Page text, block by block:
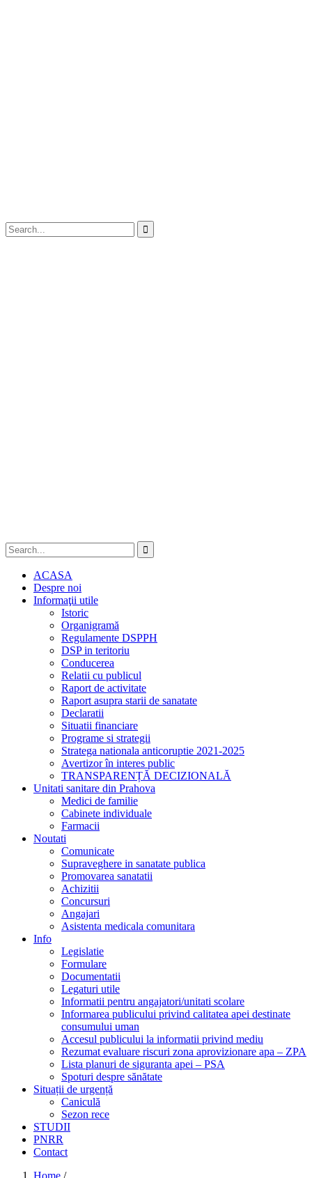
ACASA
Despre noi
Informaţii utile
Istoric
Organigramă
Regulamente DSPPH
DSP in teritoriu
Conducerea
Relatii cu publicul
Raport de activitate
Raport asupra starii de sanatate
Declaratii
Situatii financiare
Programe si strategii
Stratega nationala anticoruptie 2021-2025
Avertizor în interes public
TRANSPARENȚĂ DECIZIONALĂ
Unitati sanitare din Prahova
Medici de familie
Cabinete individuale
Farmacii
Noutati
Comunicate
Supraveghere in sanatate publica
Promovarea sanatatii
Achizitii
Concursuri
Angajari
Asistenta medicala comunitara
Info
Legislatie
Formulare
Documentatii
Legaturi utile
Informatii pentru angajatori/unitati scolare
Informarea publicului privind calitatea apei destinate
consumului uman
Accesul publicului la informatii privind mediu
Rezumat evaluare riscuri zona aprovizionare apa – ZPA
Lista planuri de siguranta apei – PSA
Spoturi despre sănătate
Situații de urgență
Caniculă
Sezon rece
STUDII
PNRR
Contact
Home /